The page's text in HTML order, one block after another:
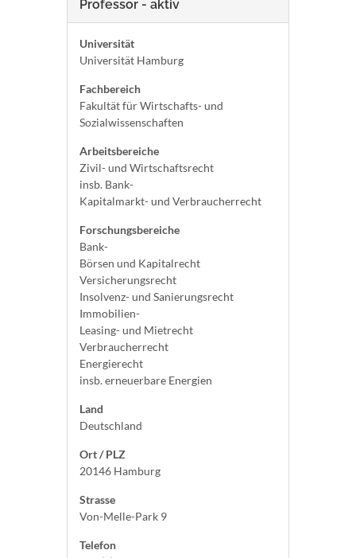
Professor - aktiv
Universität
Universität Hamburg
Fachbereich
Fakultät für Wirtschafts- und
Sozialwissenschaften
Arbeitsbereiche
Zivil- und Wirtschaftsrecht
insb. Bank-
Kapitalmarkt- und Verbraucherrecht
Forschungsbereiche
Bank-
Börsen und Kapitalrecht
Versicherungsrecht
Insolvenz- und Sanierungsrecht
Immobilien-
Leasing- und Mietrecht
Verbraucherrecht
Energierecht
insb. erneuerbare Energien
Land
Deutschland
Ort / PLZ
20146 Hamburg
Strasse
Von-Melle-Park 9
Telefon